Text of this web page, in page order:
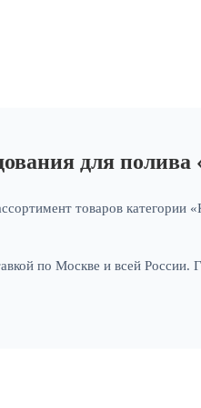
для
товаров категории
по Москве и всей